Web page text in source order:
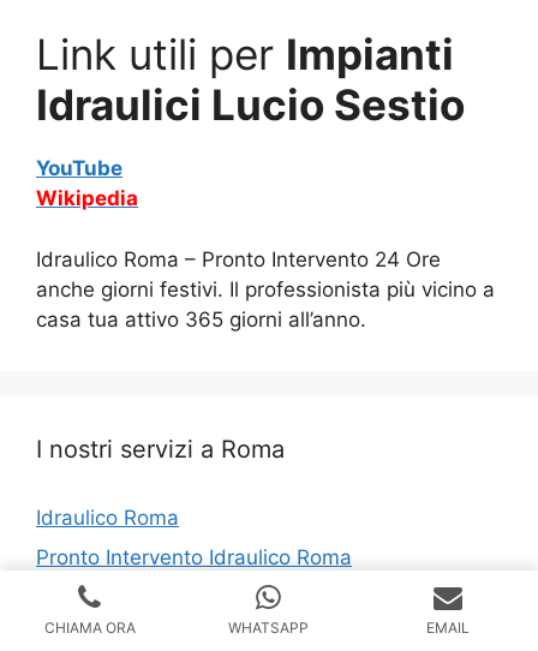
Link utili per Impianti
Idraulici Lucio Sestio
YouTube
Wikipedia
Idraulico Roma – Pronto Intervento 24 Ore
anche giorni festivi. Il professionista più vicino a
casa tua attivo 365 giorni all’anno.
I nostri servizi a Roma
Idraulico Roma
Pronto Intervento Idraulico Roma
Idraulico Economico Roma
Idraulico Urgente Roma
CHIAMA ORA WHATSAPP EMAIL